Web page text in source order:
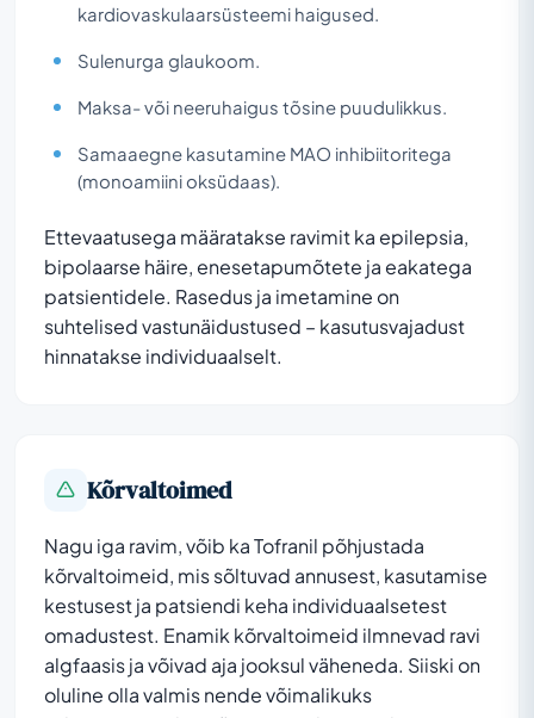
kardiovaskulaarsüsteemi haigused.
Sulenurga glaukoom.
Maksa- või neeruhaigus tõsine puudulikkus.
Samaaegne kasutamine MAO inhibiitoritega
(monoamiini oksüdaas).
Ettevaatusega määratakse ravimit ka epilepsia,
bipolaarse häire, enesetapumõtete ja eakatega
patsientidele. Rasedus ja imetamine on
suhtelised vastunäidustused – kasutusvajadust
hinnatakse individuaalselt.
Kõrvaltoimed
Nagu iga ravim, võib ka Tofranil põhjustada
kõrvaltoimeid, mis sõltuvad annusest, kasutamise
kestusest ja patsiendi keha individuaalsetest
omadustest. Enamik kõrvaltoimeid ilmnevad ravi
algfaasis ja võivad aja jooksul väheneda. Siiski on
oluline olla valmis nende võimalikuks